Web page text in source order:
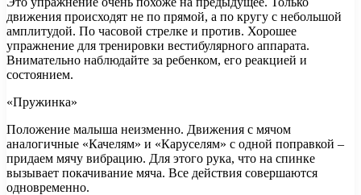
движения происходят не по прямой, а по кругу с небольшой
амплитудой. По часовой стрелке и против. Хорошее
упражнение для тренировки вестибулярного аппарата.
Внимательно наблюдайте за ребенком, его реакцией и
состоянием.
«Пружинка»
Положение малыша неизменно. Движения с мячом
аналогичные «Качелям» и «Каруселям» с одной поправкой –
придаем мячу вибрацию. Для этого рука, что на спинке
вызывает покачивание мяча. Все действия совершаются
одновременно.